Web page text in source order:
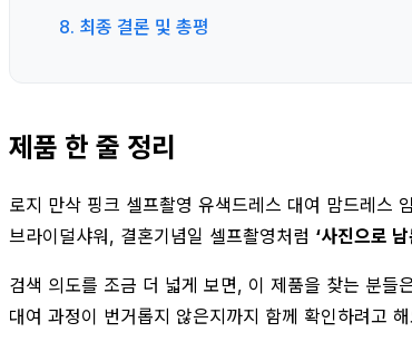
8. 최종 결론 및 총평
제품 한 줄 정리
로지 만삭 핑크 셀프촬영 유색드레스 대여 맘드레스
브라이덜샤워, 결혼기념일 셀프촬영처럼 ‘사진으로
검색 의도를 조금 더 넓게 보면, 이 제품을 찾는 분들
대여 과정이 번거롭지 않은지까지 함께 확인하려고